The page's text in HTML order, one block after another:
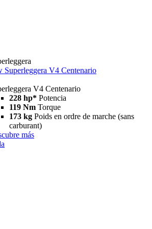
Superleggera V4 Centenario
V4 Centenario
228 hp* Potencia
119 Nm Torque
173 kg Poids en ordre de marche (sans
carburant)
más